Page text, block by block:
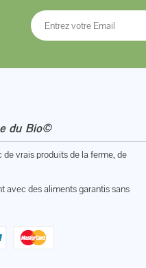
du Bio©
de vrais produits de la ferme, de
avec des aliments garantis sans